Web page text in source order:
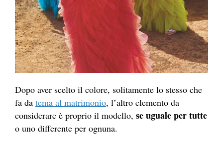
Dopo aver scelto il colore, solitamente lo stesso che
fa da tema al matrimonio, l’altro elemento da
considerare è proprio il modello, se uguale per tutte
o uno differente per ognuna.